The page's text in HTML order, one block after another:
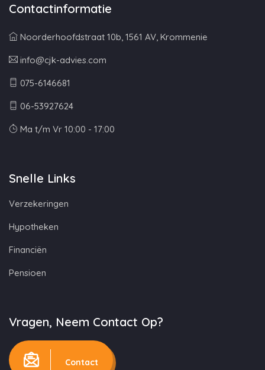
Contactinformatie
Noorderhoofdstraat 10b, 1561 AV, Krommenie
info@cjk-advies.com
075-6146681
06-53927624
Ma t/m Vr 10:00 - 17:00
Snelle Links
Verzekeringen
Hypotheken
Financiën
Pensioen
Vragen, Neem Contact Op?
Contact